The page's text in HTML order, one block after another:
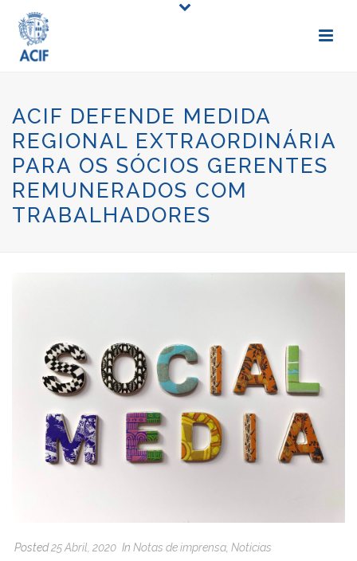
ACIF DEFENDE MEDIDA
REGIONAL EXTRAORDINÁRIA
PARA OS SÓCIOS GERENTES
REMUNERADOS COM
TRABALHADORES
Posted25 Abril, 2020 In Notas de imprensa Noticias